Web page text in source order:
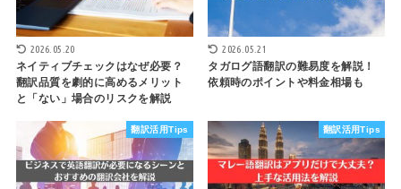
2026.05.20
ネイティブチェックはなぜ必要？
翻訳品質を劇的に高めるメリット
と「ない」場合のリスクを解説
2026.05.21
タガログ語翻訳の難易度を解説！
依頼時のポイントや料金相場も
翻訳活用Tips 翻訳活用Tips